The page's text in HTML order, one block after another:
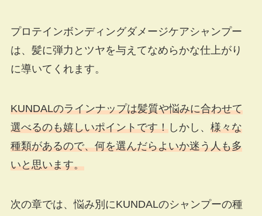
プロテインボンディングダメージケアシャンプー
は、髪に弾力とツヤを与えてなめらかな仕上がり
に導いてくれます。
KUNDALのラインナップは髪質や悩みに合わせて
選べるのも嬉しいポイントです！しかし、 様々な
種類があるので、何を選んだらよいか迷う人も多
いと思います。
次の章では、悩み別にKUNDALのシャンプーの種